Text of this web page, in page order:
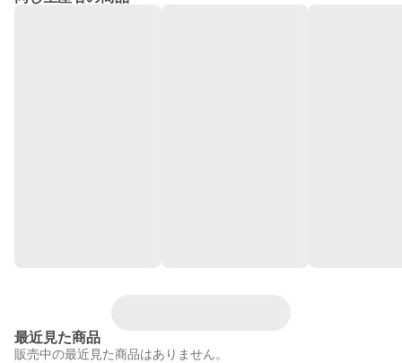
最近見た商品
販売中の最近見た商品はありません。